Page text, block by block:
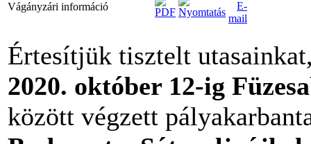
Vágányzári információ
Értesítjük tisztelt
2020. október 12-ig
között végzett